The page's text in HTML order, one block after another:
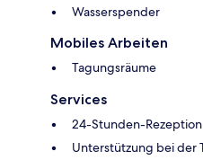
Wasserspender
Mobiles Arbeiten
Tagungsräume
Services
24-Stunden-Rezeption
Unterstützung bei der